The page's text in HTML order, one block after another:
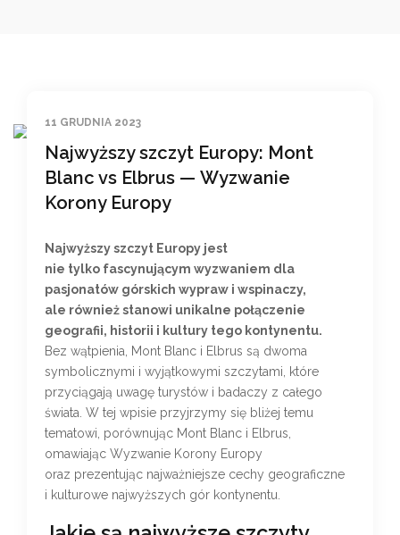
11 GRUDNIA 2023
Najwyższy szczyt Europy: Mont
Blanc vs Elbrus — Wyzwanie
Korony Europy
Najwyższy szczyt Europy jest
nie tylko fascynującym wyzwaniem dla
pasjonatów górskich wypraw i wspinaczy,
ale również stanowi unikalne połączenie
geografii, historii i kultury tego kontynentu.
Bez wątpienia, Mont Blanc i Elbrus są dwoma
symbolicznymi i wyjątkowymi szczytami, które
przyciągają uwagę turystów i badaczy z całego
świata. W tej wpisie przyjrzymy się bliżej temu
tematowi, porównując Mont Blanc i Elbrus,
omawiając Wyzwanie Korony Europy
oraz prezentując najważniejsze cechy geograficzne
i kulturowe najwyższych gór kontynentu.